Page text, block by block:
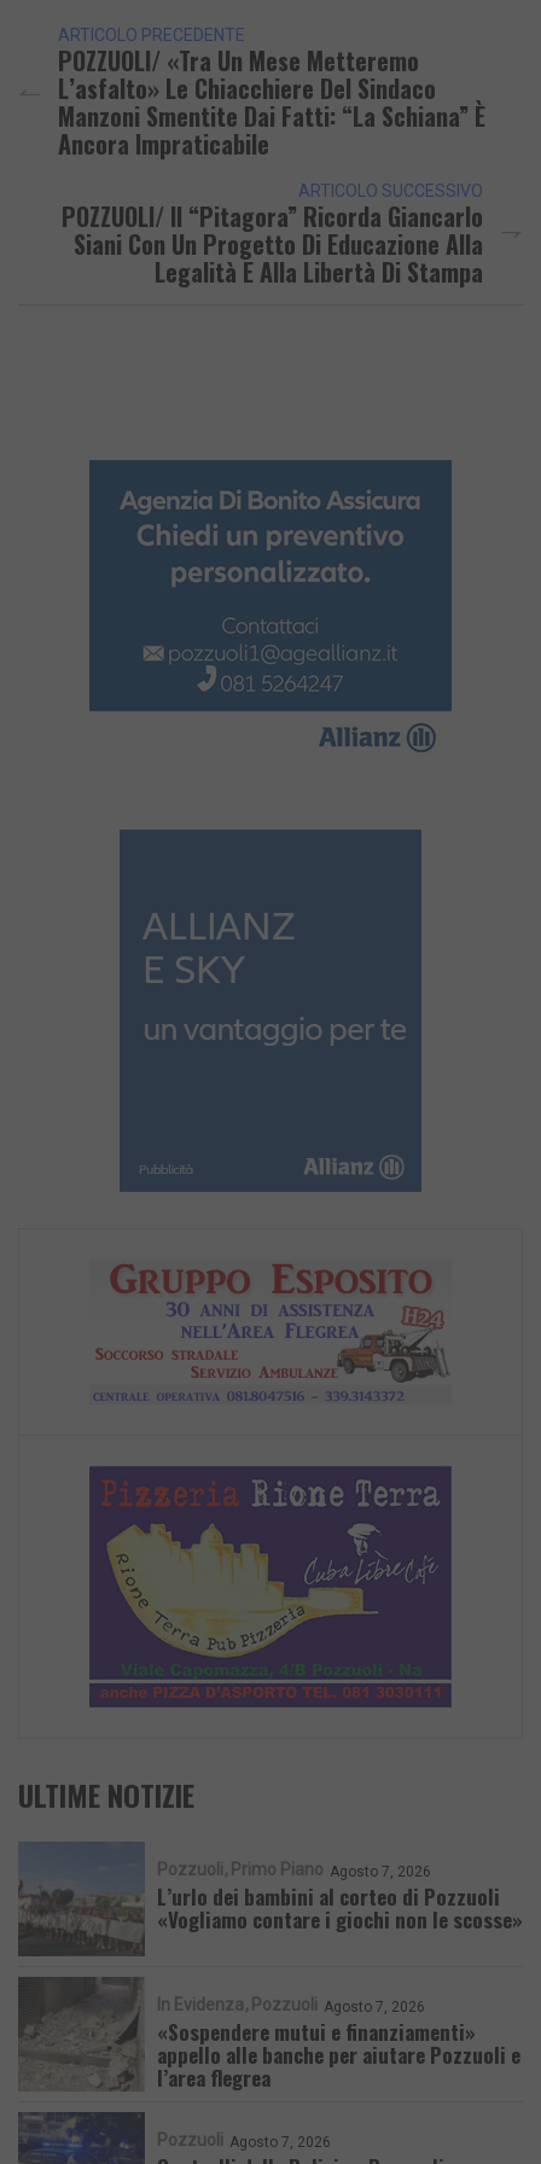
ARTICOLO PRECEDENTE
POZZUOLI/ «Tra Un Mese Metteremo
L’asfalto» Le Chiacchiere Del Sindaco
Manzoni Smentite Dai Fatti: “La Schiana” È
Ancora Impraticabile
ARTICOLO SUCCESSIVO
POZZUOLI/ Il “Pitagora” Ricorda Giancarlo
Siani Con Un Progetto Di Educazione Alla
Legalità E Alla Libertà Di Stampa
ULTIME NOTIZIE
Pozzuoli Primo Piano Agosto 7, 2026
L’urlo dei bambini al corteo di Pozzuoli
«Vogliamo contare i giochi non le scosse»
In Evidenza Pozzuoli Agosto 7, 2026
«Sospendere mutui e finanziamenti»
appello alle banche per aiutare Pozzuoli e
l’area flegrea
Pozzuoli Agosto 7, 2026